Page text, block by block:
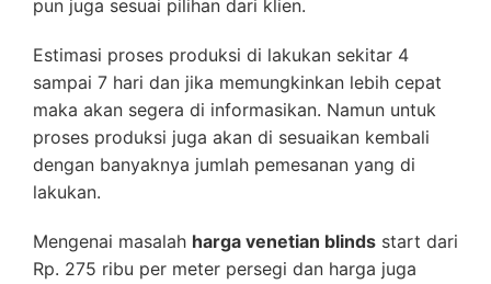
pun juga sesuai pilihan dari klien.
Estimasi proses produksi di lakukan sekitar 4
sampai 7 hari dan jika memungkinkan lebih cepat
maka akan segera di informasikan. Namun untuk
proses produksi juga akan di sesuaikan kembali
dengan banyaknya jumlah pemesanan yang di
lakukan.
Mengenai masalah harga venetian blinds start dari
Rp. 275 ribu per meter persegi dan harga juga